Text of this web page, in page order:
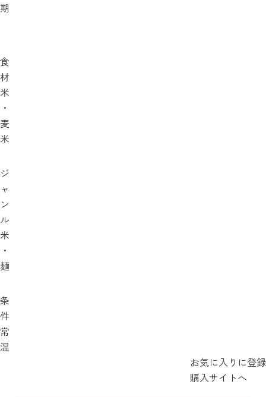
期
食
材
米
・
麦
米
ジ
ャ
ン
ル
米
・
麺
条
件
常
温
お気に入りに登録
購入サイトへ